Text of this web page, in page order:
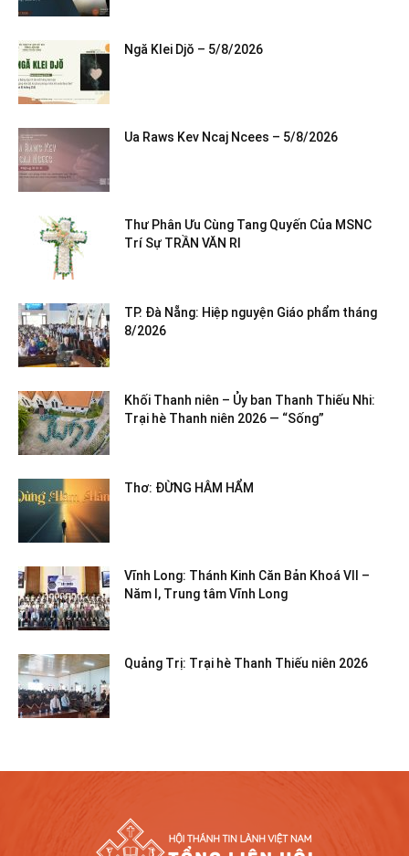
Ngă Klei Djŏ – 5/8/2026
Ua Raws Kev Ncaj Ncees – 5/8/2026
Thư Phân Ưu Cùng Tang Quyến Của MSNC
Trí Sự TRẦN VĂN RI
TP. Đà Nẵng: Hiệp nguyện Giáo phẩm tháng
8/2026
Khối Thanh niên – Ủy ban Thanh Thiếu Nhi:
Trại hè Thanh niên 2026 — “Sống”
Thơ: ĐỪNG HÂM HẨM
Vĩnh Long: Thánh Kinh Căn Bản Khoá VII –
Năm I, Trung tâm Vĩnh Long
Quảng Trị: Trại hè Thanh Thiếu niên 2026